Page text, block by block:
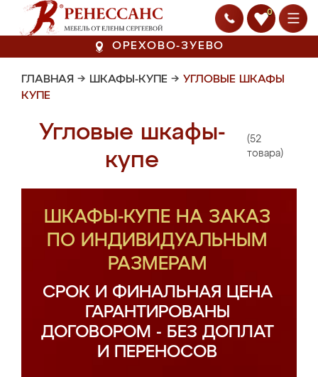
0
ОРЕХОВО-ЗУЕВО
ГЛАВНАЯ → ШКАФЫ-КУПЕ → УГЛОВЫЕ ШКАФЫ
КУПЕ
Угловые шкафы-
купе
(52
товара)
ШКАФЫ-КУПЕ НА ЗАКАЗ
ПО ИНДИВИДУАЛЬНЫМ
РАЗМЕРАМ
СРОК И ФИНАЛЬНАЯ ЦЕНА
ГАРАНТИРОВАНЫ
ДОГОВОРОМ - БЕЗ ДОПЛАТ
И ПЕРЕНОСОВ